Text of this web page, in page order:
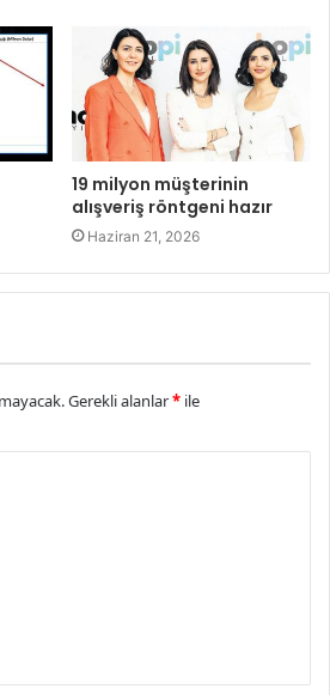
19 milyon müşterinin
alışveriş röntgeni hazır
Haziran 21, 2026
Gerekli alanlar* ile